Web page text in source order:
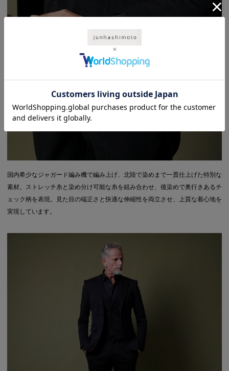
国内希少なジャガード編み機で編み上げ、北陸で染めまで一貫仕上げた特別な
素材。ストレッチ糸と染め分け可能な糸を組み合わせ、後染めで奥行きあるチ
ェック柄を表現。見た目の端正さと快適な伸縮性を両立させ、上質な着心地を
実現しています。